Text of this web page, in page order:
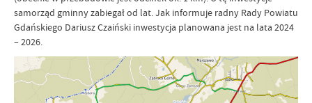
samorząd gminny zabiegał od lat. Jak informuje radny Rady Powiatu
Gdańskiego Dariusz Czaiński inwestycja planowana jest na lata 2024
– 2026.